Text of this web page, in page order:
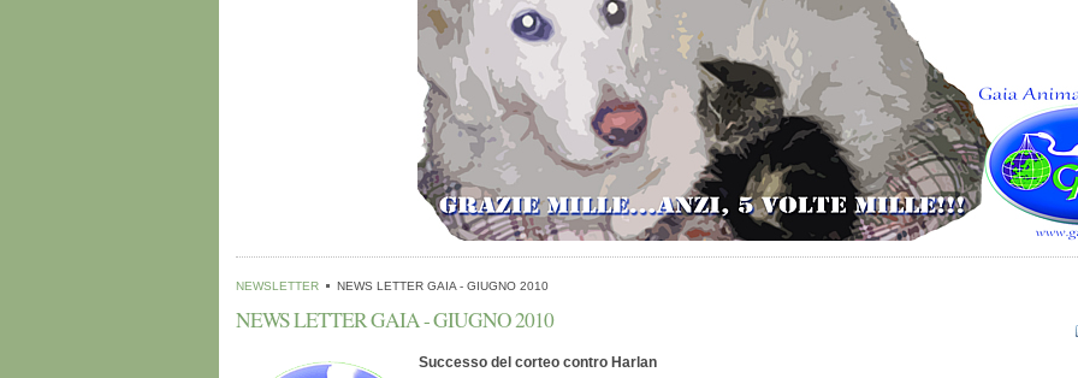
NEWSLETTER NEWS LETTER GAIA - GIUGNO 2010
NEWS LETTER GAIA - GIUGNO 2010
Successo del corteo contro Harlan